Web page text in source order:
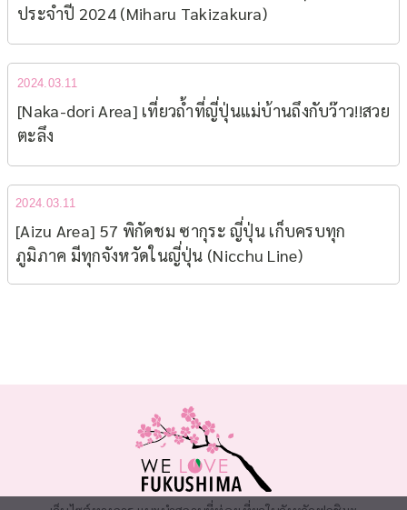
ประจำปี 2024 (Miharu Takizakura)
2024.03.11
[Naka-dori Area] เที่ยวถ้ำที่ญี่ปุ่นแม่บ้านถึงกับว๊าว!!สวย
ตะลึง
2024.03.11
[Aizu Area] 57 พิกัดชม ซากุระ ญี่ปุ่น เก็บครบทุก
ภูมิภาค มีทุกจังหวัดในญี่ปุ่น (Nicchu Line)